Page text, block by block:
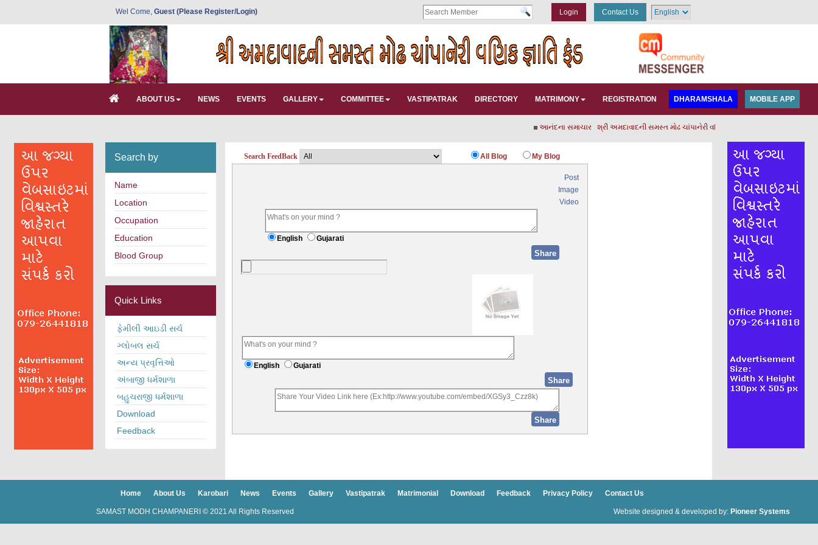
Wel Come, Guest (Please Register/Login) Login Contact Us
ABOUT US NEWS EVENTS GALLERY COMMITTEE VASTIPATRAK DIRECTORY MATRIMONY REGISTRATION DHARAMSHALA MOBILE APP
આનંદના સમાચારશ્રી અમદાવાદની સમસ્ત મોઢ ચાંપાનેરી વણિક જ્ઞાતિના વ્યવસ્થાપક
Search FeedBack All Blog My Blog
Post
Image
Video
English Gujarati
English Gujarati
Search by
Name
Location
Occupation
Education
Blood Group
Quick Links
ફેમીલી આઇડી સર્ચ
ગ્લોબલ સર્ચ
અન્ય પ્રવૃત્તિઓ
અંબાજી ધર્મશાળા
બહુચરાજી ધર્મશાળા
Download
Feedback
Home About Us Karobari News Events Gallery Vastipatrak Matrimonial Download Feedback Privacy Policy Contact Us
SAMAST MODH CHAMPANERI © 2021 All Rights Reserved Website designed & developed by: Pioneer Systems